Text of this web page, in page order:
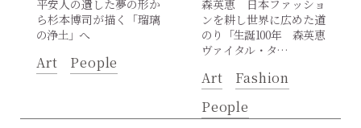
平安人の遺した夢の形か
ら杉本博司が描く「瑠璃
の浄土」へ
Art People
森英恵 日本ファッショ
ンを耕し世界に広めた道
のり「生誕100年 森英恵
ヴァイタル・タ…
Art
Fashion
People